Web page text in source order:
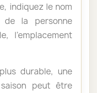
indiquez le nom
la personne
l’emplacement
durable, une
peut être